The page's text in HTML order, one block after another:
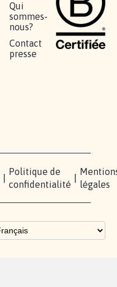
Qui
sommes-
nous?
Contact
presse
Politique de
confidentialité
légales